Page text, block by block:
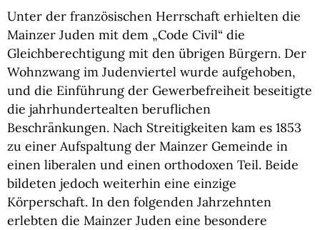
Unter der französischen Herrschaft erhielten die
Mainzer Juden mit dem „Code Civil“ die
Gleichberechtigung mit den übrigen Bürgern. Der
Wohnzwang im Judenviertel wurde aufgehoben,
und die Einführung der Gewerbefreiheit beseitigte
die jahrhundertealten beruflichen
Beschränkungen. Nach Streitigkeiten kam es 1853
zu einer Aufspaltung der Mainzer Gemeinde in
einen liberalen und einen orthodoxen Teil. Beide
bildeten jedoch weiterhin eine einzige
Körperschaft. In den folgenden Jahrzehnten
erlebten die Mainzer Juden eine besondere